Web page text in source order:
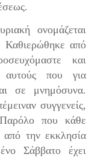
ονομάζεται
από
και
αυτούς που για
σε μνημόσυνα.
συγγενείς,
που κάθε
από την εκκλησία
Σάββατο έχει